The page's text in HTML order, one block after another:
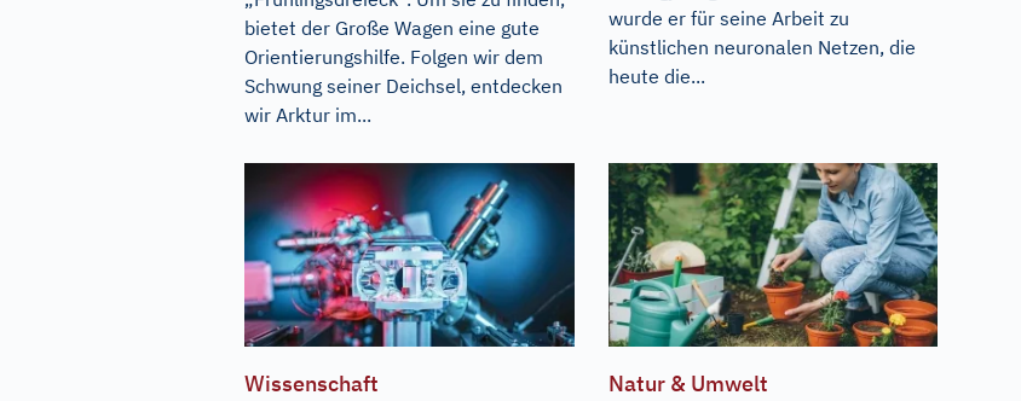
bietet der Große Wagen eine gute
Orientierungshilfe. Folgen wir dem
Schwung seiner Deichsel, entdecken
wir Arktur im...
wurde er für seine Arbeit zu
künstlichen neuronalen Netzen, die
heute die...
Wissenschaft Natur & Umwelt